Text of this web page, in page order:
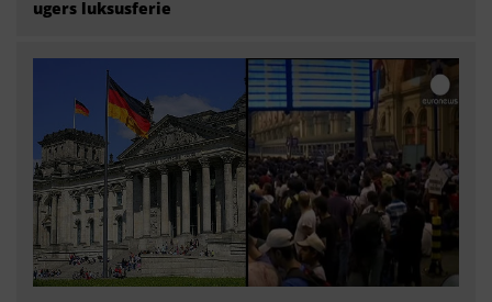
ugers luksusferie